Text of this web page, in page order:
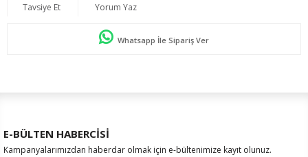
Tavsiye Et Yorum Yaz
Whatsapp İle Sipariş Ver
E-BÜLTEN HABERCİSİ
Kampanyalarımızdan haberdar olmak için e-bültenimize kayıt olunuz.